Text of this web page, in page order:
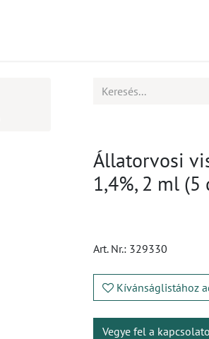
Állatorvosi
1,4%, 2 ml
Art. Nr.: 329330
Kívánságlistához
Vegye fel a